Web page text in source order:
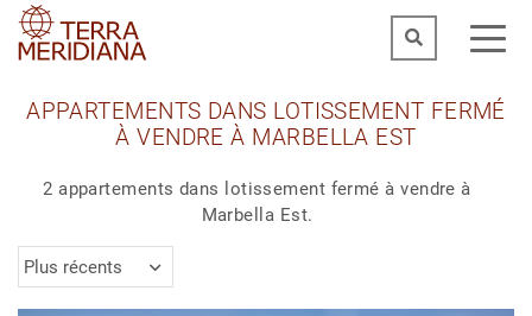
APPARTEMENTS DANS LOTISSEMENT FERMÉ
À VENDRE À MARBELLA EST
2 appartements dans lotissement fermé à vendre à
Marbella Est.
Plus récents